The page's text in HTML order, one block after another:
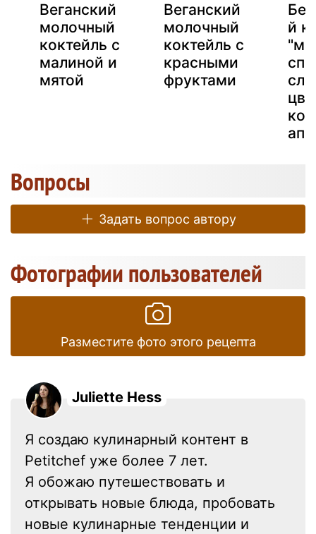
Веганский
молочный
коктейль с
малиной и
мятой
Веганский
молочный
коктейль с
красными
фруктами
й
Вопросы
Задать вопрос автору
Фотографии пользователей
Разместите фото этого рецепта
Juliette Hess
Я создаю кулинарный контент в
Petitchef уже более 7 лет.
Я обожаю путешествовать и
открывать новые блюда, пробовать
новые кулинарные тенденции и